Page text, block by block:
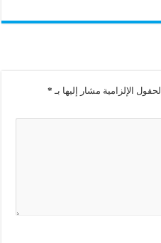
الحقول الإلزامية مشار إليها بـ *